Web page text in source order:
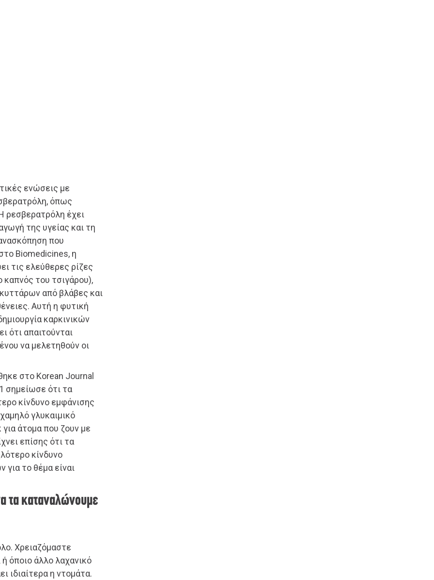
ενώσεις με
όπως
ρεσβερατρόλη έχει
της υγείας και τη
που
Biomedicines, η
τις ελεύθερες ρίζες
του τσιγάρου),
από βλάβες και
Αυτή η φυτική
καρκινικών
ότι απαιτούνται
να μελετηθούν οι
στο Korean Journal
σημείωσε ότι τα
κίνδυνο εμφάνισης
γλυκαιμικό
άτομα που ζουν με
επίσης ότι τα
κίνδυνο
το θέμα είναι
τα καταναλώνουμε
Χρειαζόμαστε
ή όποιο άλλο λαχανικό
ιδιαίτερα η ντομάτα.